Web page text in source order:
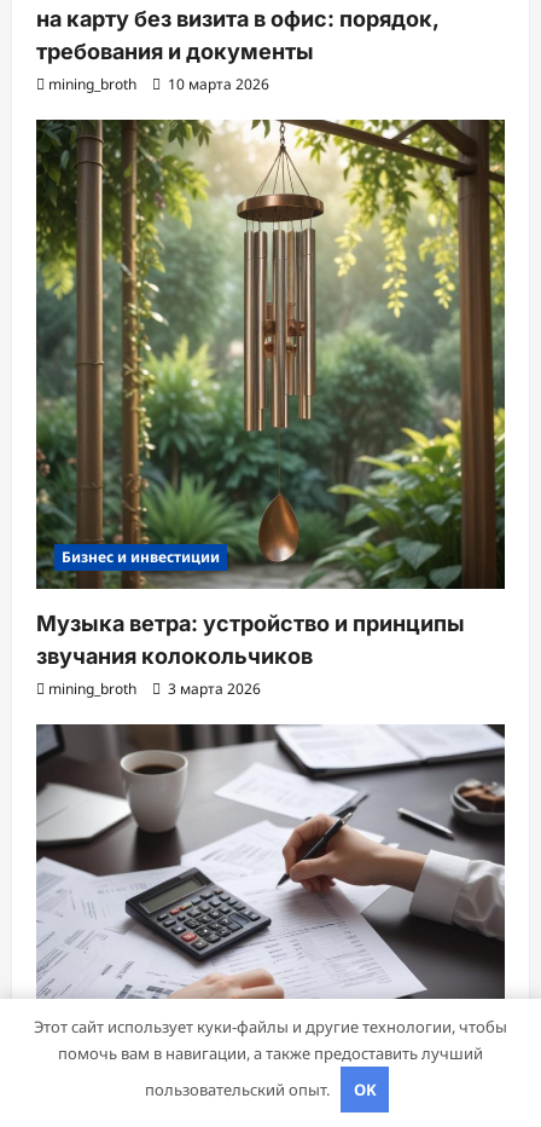
на карту без визита в офис: порядок,
требования и документы
mining_broth 10 марта 2026
Бизнес и инвестиции
Музыка ветра: устройство и принципы
звучания колокольчиков
mining_broth 3 марта 2026
Этот сайт использует куки-файлы и другие технологии, чтобы
помочь вам в навигации, а также предоставить лучший
пользовательский опыт.
OK